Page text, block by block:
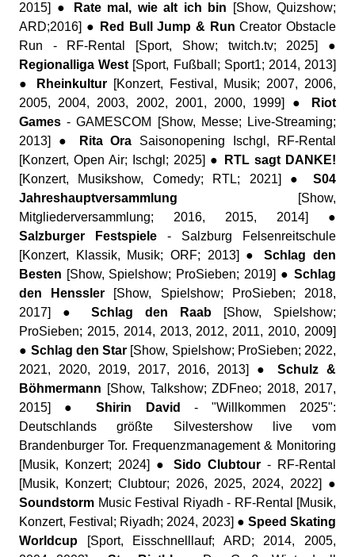
2015] ●
Rate mal, wie alt ich bin [Show, Quizshow;
ARD;2016] ●
Red Bull Jump & Run Creator Obstacle
Run - RF-Rental [Sport, Show; twitch.tv; 2025] ●
Regionalliga West [Sport, Fußball; Sport1; 2014, 2013]
●
Rheinkultur [Konzert, Festival, Musik; 2007, 2006,
2005, 2004, 2003, 2002, 2001, 2000, 1999] ●
Riot
Games - GAMESCOM [Show, Messe; Live-Streaming;
2013] ●
Rita Ora Saisonopening Ischgl, RF-Rental
[Konzert, Open Air; Ischgl; 2025] ●
RTL sagt DANKE!
[Konzert, Musikshow, Comedy; RTL; 2021] ● S04
Jahreshauptversammlung [Show,
Mitgliederversammlung; 2016, 2015, 2014] ●
Salzburger Festspiele - Salzburg Felsenreitschule
[Konzert, Klassik, Musik; ORF; 2013] ●Schlag den
Besten [Show, Spielshow; ProSieben; 2019] ● Schlag
den Henssler [Show, Spielshow; ProSieben; 2018,
2017] ● Schlag den Raab [Show, Spielshow;
ProSieben; 2015, 2014, 2013, 2012, 2011, 2010, 2009]
● Schlag den Star [Show, Spielshow; ProSieben; 2022,
2021, 2020, 2019, 2017, 2016, 2013] ● Schulz &
Böhmermann [Show, Talkshow; ZDFneo; 2018, 2017,
2015] ●Shirin David
- "Willkommen 2025":
Deutschlands größte Silvestershow live vom
Brandenburger Tor. Frequenzmanagement & Monitoring
[Musik, Konzert; 2024] ● Sido Clubtour - RF-Rental
[Musik, Konzert; Clubtour; 2026, 2025, 2024, 2022] ●
Soundstorm Music Festival Riyadh - RF-Rental [Musik,
Konzert, Festival; Riyadh; 2024, 2023] ● Speed Skating
Worldcup [Sport, Eisschnelllauf; ARD; 2014, 2005,